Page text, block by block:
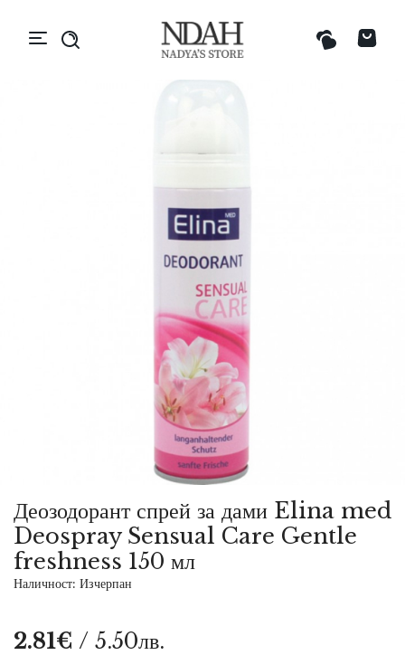
Деозодорант спрей за дами Elina med
Deospray Sensual Care Gentle
freshness 150 мл
Наличност: Изчерпан
2.81€ / 5.50лв.